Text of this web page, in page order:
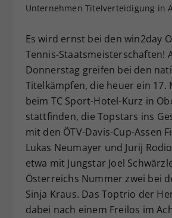
Unternehmen Titelverteidigung in
Es wird ernst bei den win2day
Tennis-Staatsmeisterschaften!
Donnerstag greifen bei den
Titelkämpfen, die heuer ein 17.
beim TC Sport-Hotel-Kurz in
stattfinden, die Topstars ins
mit den ÖTV-Davis-Cup-Assen
Lukas Neumayer und Jurij
etwa mit Jungstar Joel
Österreichs Nummer zwei bei
Sinja Kraus. Das Toptrio der
dabei nach einem Freilos im
Zweck
Dieser Wert
zufällig generierte
historische
vorgenommen
Webseiten-Betreiber
hat.